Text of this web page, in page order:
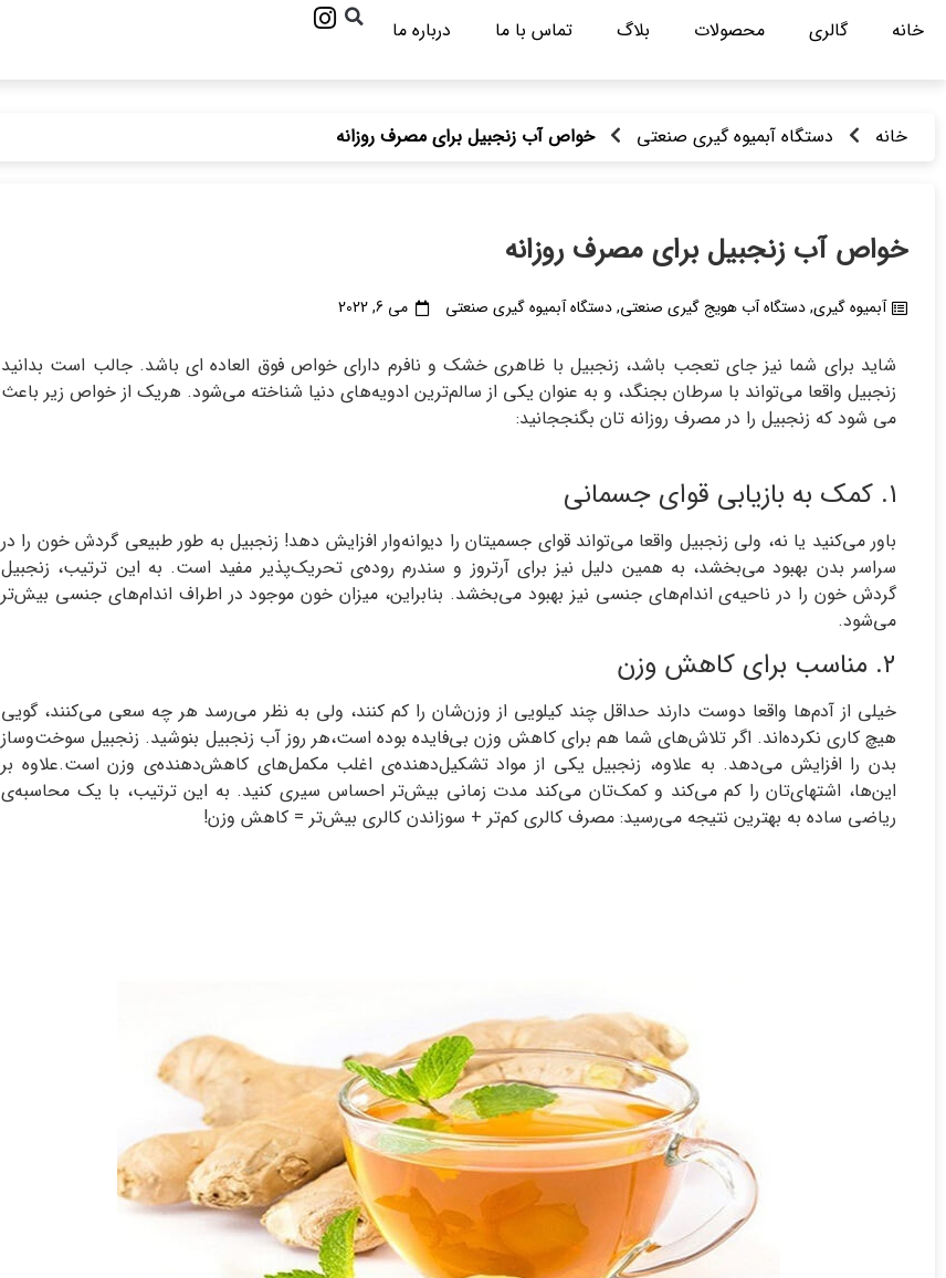
خانه گالری محصولات بلاگ تماس با ما درباره ما
خانه دستگاه آبمیوه گیری صنعتی خواص آب زنجبیل برای مصرف روزانه
خواص آب زنجبیل برای مصرف روزانه
آبمیوه گیری,دستگاه آب هویج گیری صنعتی,دستگاه آبمیوه گیری صنعتی می 6, 2022
شاید برای شما نیز جای تعجب باشد، زنجبیل با ظاهری خشک و نافرم دارای خواص فوق العاده ای باشد. جالب است بدانید
زنجبیل واقعا می‌تواند با سرطان بجنگد، و به عنوان یکی از سالم‌ترین ادویه‌های دنیا شناخته می‌شود. هریک از خواص زیر باعث
می شود که زنجبیل را در مصرف روزانه تان بگنججانید:
۱. کمک به بازیابی قوای جسمانی
باور ‌می‌کنید یا نه، ولی زنجبیل واقعا می‌تواند قوای جسمیتان را دیوانه‌وار افزایش دهد! زنجبیل به طور طبیعی گردش خون را در
سراسر بدن بهبود می‌بخشد، به همین دلیل نیز برای آرتروز و سندرم روده‌ی تحریک‌پذیر مفید است. به این ترتیب، زنجبیل
گردش خون را در ناحیه‌ی اندام‌های جنسی نیز بهبود می‌بخشد. بنابراین، میزان خون موجود در اطراف اندام‌های جنسی بیش‌تر
می‌شود.
۲. مناسب برای کاهش وزن
خیلی از آدم‌‌ها واقعا دوست دارند حداقل چند کیلویی از وزن‌شان را کم کنند، ولی به نظر می‌رسد هر چه سعی می‌کنند، گویی
هیچ کاری نکرده‌اند. اگر تلاش‌های شما هم برای کاهش وزن بی‌فایده بوده است،هر روز آب زنجبیل بنوشید. زنجبیل سوخت‌وساز
بدن را افزایش می‌دهد. به علاوه، زنجبیل یکی از مواد تشکیل‌دهنده‌ی اغلب مکمل‌های کاهش‌دهنده‌ی وزن است.علاوه بر
این‌ها، اشتهای‌تان را کم می‌کند و کمک‌تان می‌کند مدت زمانی بیش‌تر احساس سیری کنید. به این ترتیب، با یک محاسبه‌ی
ریاضی ساده به بهترین نتیجه می‌رسید: مصرف کالری کم‌تر + سوزاندن کالری بیش‌تر = کاهش وزن!